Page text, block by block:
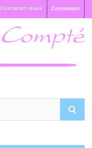
Connexion
Contactez-nous